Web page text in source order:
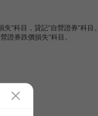
失"科目，貸記"自營證券"科
證券跌價損失"科目。